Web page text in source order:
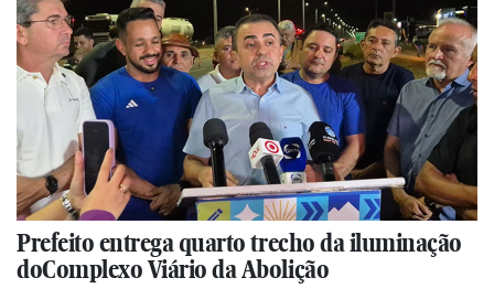
Prefeito entrega quarto trecho da iluminação
doComplexo Viário da Abolição